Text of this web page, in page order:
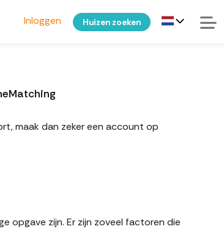
Inloggen Huizen zoeken
maak dan zeker een account op
opgave zijn. Er zijn zoveel factoren die